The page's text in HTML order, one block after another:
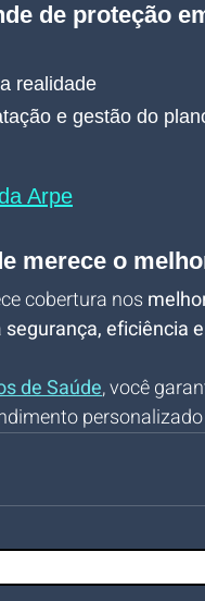
de proteção
realidade
e gestão do
Arpe
merece o
cobertura nos
segurança, eficiência
de Saúde, você